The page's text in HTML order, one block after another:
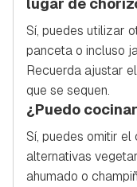
lugar de
Sí, puedes utilizar
panceta o incluso
Recuerda ajustar
que se sequen.
¿Puedo
Sí, puedes omitir
alternativas
ahumado o